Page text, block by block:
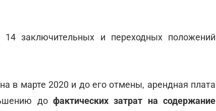
заключительных и переходных положений
в марте 2020 и до его отмены, арендная плата
до фактических затрат на содержание